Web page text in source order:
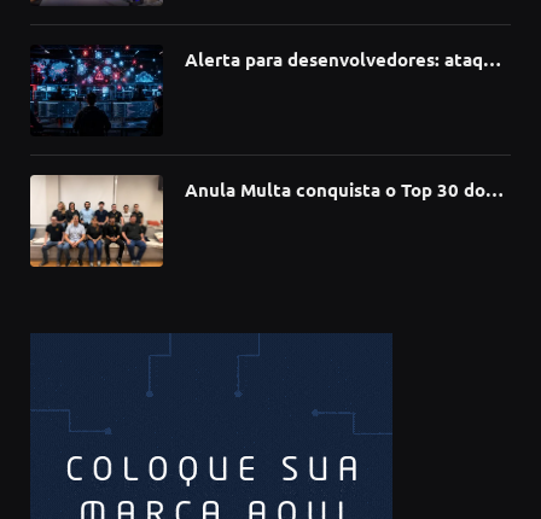
Alerta para desenvolvedores: ataque
Anula Multa conquista o Top 30 do